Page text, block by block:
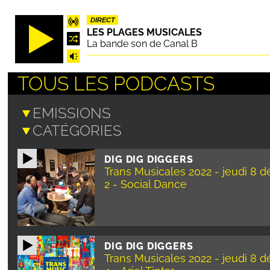
Aller
principal
DIRECT
LES PLAGES MUSICALES
La bande son de Canal B
TOUS LES PODCASTS
DIG DIG DIGGERS
Trans Musicales 2022 - jeudi 8
2 - Social Dance
DIG DIG DIGGERS
Trans Musicales 2022 - jeudi 8